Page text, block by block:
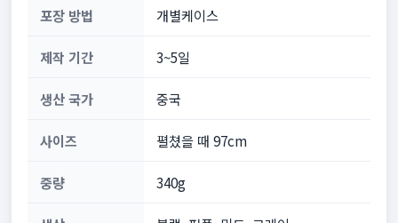
포장 방법 개별케이스
제작 기간 3~5일
생산 국가 중국
사이즈 펼쳤을 때 97cm
중량 340g